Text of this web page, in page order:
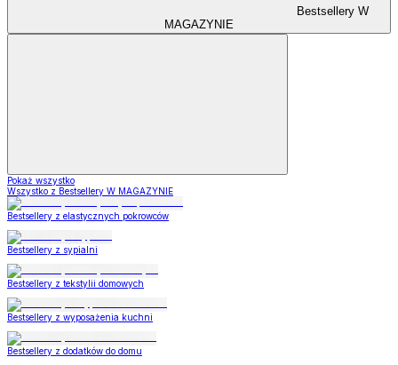
Bestsellery W
MAGAZYNIE
Pokaż wszystko
Wszystko z Bestsellery W MAGAZYNIE
Bestsellery z elastycznych pokrowców
Bestsellery z sypialni
Bestsellery z tekstylii domowych
Bestsellery z wyposażenia kuchni
Bestsellery z dodatków do domu